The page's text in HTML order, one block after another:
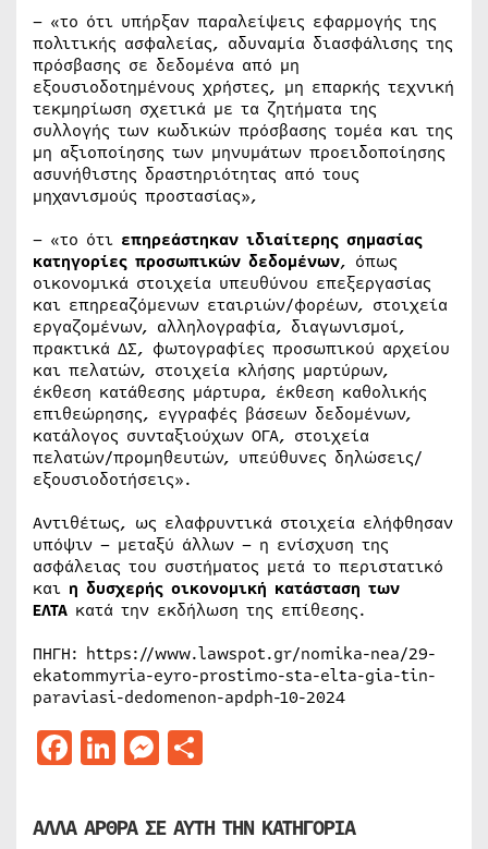
– «το ότι υπήρξαν παραλείψεις εφαρμογής της
πολιτικής ασφαλείας, αδυναμία διασφάλισης της
πρόσβασης σε δεδομένα από μη
εξουσιοδοτημένους χρήστες, μη επαρκής τεχνική
τεκμηρίωση σχετικά με τα ζητήματα της
συλλογής των κωδικών πρόσβασης τομέα και της
μη αξιοποίησης των μηνυμάτων προειδοποίησης
ασυνήθιστης δραστηριότητας από τους
μηχανισμούς προστασίας»,
– «το ότι επηρεάστηκαν ιδιαίτερης σημασίας
κατηγορίες προσωπικών δεδομένων, όπως
οικονομικά στοιχεία υπευθύνου επεξεργασίας
και επηρεαζόμενων εταιριών/φορέων, στοιχεία
εργαζομένων, αλληλογραφία, διαγωνισμοί,
πρακτικά ΔΣ, φωτογραφίες προσωπικού αρχείου
και πελατών, στοιχεία κλήσης μαρτύρων,
έκθεση κατάθεσης μάρτυρα, έκθεση καθολικής
επιθεώρησης, εγγραφές βάσεων δεδομένων,
κατάλογος συνταξιούχων ΟΓΑ, στοιχεία
πελατών/προμηθευτών, υπεύθυνες δηλώσεις/
εξουσιοδοτήσεις».
Αντιθέτως, ως ελαφρυντικά στοιχεία ελήφθησαν
υπόψιν – μεταξύ άλλων – η ενίσχυση της
ασφάλειας του συστήματος μετά το περιστατικό
και η δυσχερής οικονομική κατάσταση των
ΕΛΤΑ κατά την εκδήλωση της επίθεσης.
ΠΗΓΗ: https://www.lawspot.gr/nomika-nea/29-
ekatommyria-eyro-prostimo-sta-elta-gia-tin-
paraviasi-dedomenon-apdph-10-2024
Facebook
LinkedIn
Messenger
ΑΛΛΑ ΑΡΘΡΑ ΣΕ ΑΥΤΗ ΤΗΝ ΚΑΤΗΓΟΡΙΑ